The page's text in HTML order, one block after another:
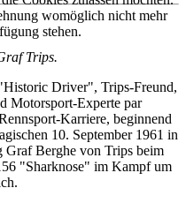
Trips.
Driver", Trips-Freund,
Motorsport-Experte par
Karriere, beginnend
10. September 1961 in
Berghe von Trips beim
"Sharknose" im Kampf um
womöglich nicht mehr
stehen.